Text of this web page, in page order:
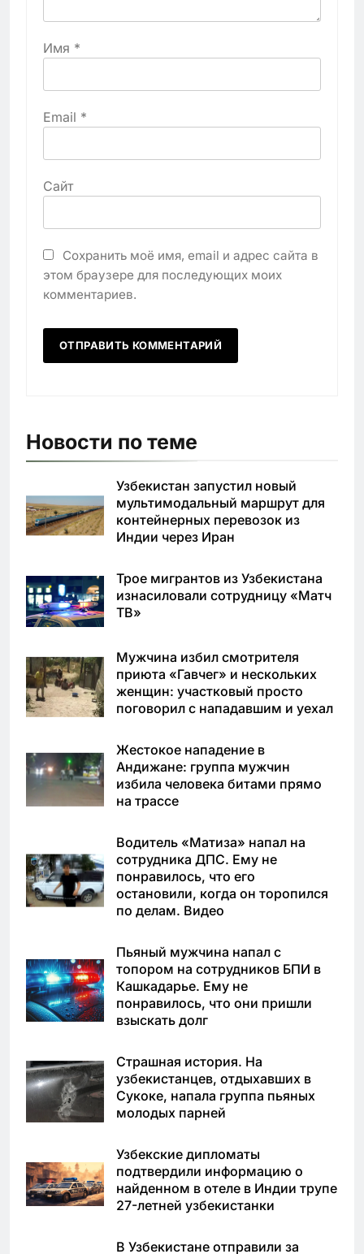
Имя *
Email *
Сайт
Сохранить моё имя, email и адрес сайта в
этом браузере для последующих моих
комментариев.
Новости по теме
Узбекистан запустил новый
мультимодальный маршрут для
контейнерных перевозок из
Индии через Иран
Трое мигрантов из Узбекистана
изнасиловали сотрудницу «Матч
ТВ»
Мужчина избил смотрителя
приюта «Гавчег» и нескольких
женщин: участковый просто
поговорил с нападавшим и уехал
Жестокое нападение в
Андижане: группа мужчин
избила человека битами прямо
на трассе
Водитель «Матиза» напал на
сотрудника ДПС. Ему не
понравилось, что его
остановили, когда он торопился
по делам. Видео
Пьяный мужчина напал с
топором на сотрудников БПИ в
Кашкадарье. Ему не
понравилось, что они пришли
взыскать долг
Страшная история. На
узбекистанцев, отдыхавших в
Сукоке, напала группа пьяных
молодых парней
Узбекские дипломаты
подтвердили информацию о
найденном в отеле в Индии трупе
27-летней узбекистанки
В Узбекистане отправили за